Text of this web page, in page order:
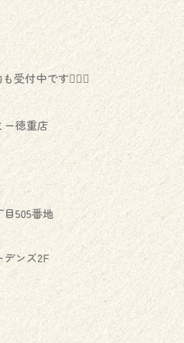
受付中です🏌🏻‍♀️
ー徳重店
505番地
デンズ2F